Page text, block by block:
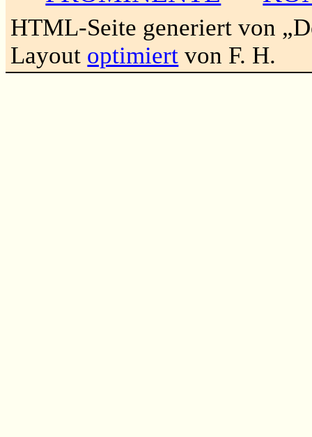
HTML-Seite generiert von
Layout optimiert von F. H.